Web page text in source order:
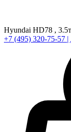
Hyundai HD78 ,
+7 (495) 320-75-57 |